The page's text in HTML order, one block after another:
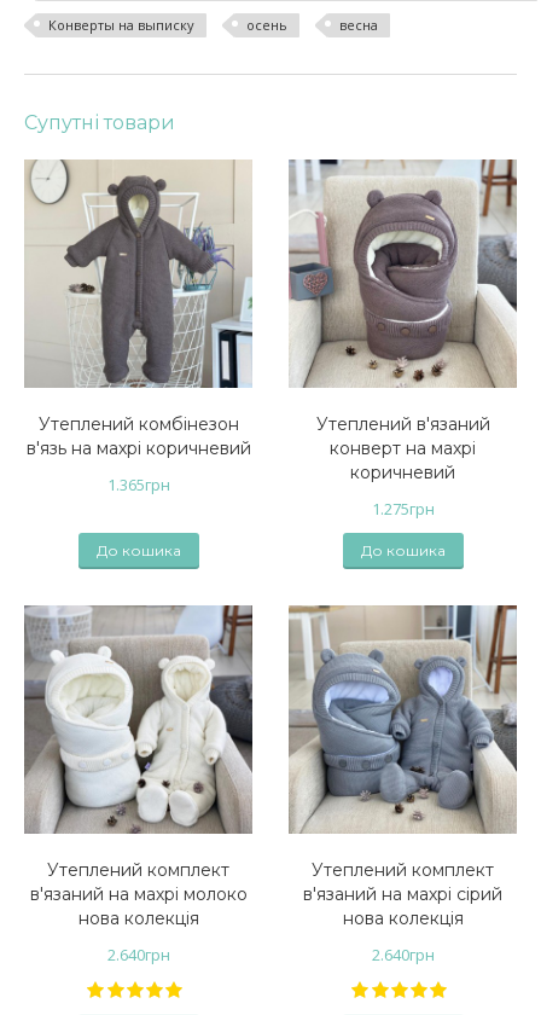
Конверты на выписку осень весна
Супутні товари
Утеплений комбінезон
в'язь на махрі коричневий
1.365грн
До кошика
Утеплений в'язаний
конверт на махрі
коричневий
1.275грн
До кошика
Утеплений комплект
в'язаний на махрі молоко
нова колекція
2.640грн
Утеплений комплект
в'язаний на махрі сірий
нова колекція
2.640грн